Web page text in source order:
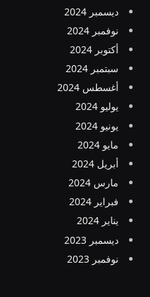
ديسمبر 2024
نوفمبر 2024
أكتوبر 2024
سبتمبر 2024
أغسطس 2024
يوليو 2024
يونيو 2024
مايو 2024
أبريل 2024
مارس 2024
فبراير 2024
يناير 2024
ديسمبر 2023
نوفمبر 2023